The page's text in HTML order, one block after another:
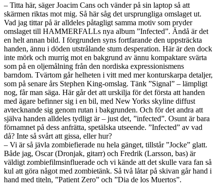
– Titta här, säger Joacim Cans och vänder på sin laptop så att
skärmen riktas mot mig. Så här såg det ursprungliga omslaget ut.
Vad jag tittar på är alldeles påtagligt samma motiv som pryder
omslaget till HAMMERFALLs nya album ”Infected”. Ändå är det
en helt annan bild. I förgrunden syns fortfarande den uppsträckta
handen, ännu i döden utstrålande stum desperation. Här är den dock
inte mörk och murrig mot en bakgrund av ännu kompaktare svärta
som på en oljemålning från den nordiska expressionismens
barndom. Tvärtom går helheten i vitt med mer konturskarpa detaljer,
som på senare års Stephen King-omslag. Tänk ”Signal” – lämpligt
nog, får man säga. Här går det att urskilja för det första att handen
med ägare befinner sig i en bil, med New Yorks skyline diffust
avtecknande sig genom rutan i bakgrunden. Och för det andra att
själva handen alldeles tydligt är – just det, ”infected”. Osunt är bara
förnamnet på dess anfrätta, spetälska utseende. ”Infected” av vad
då? Inte så svårt att gissa, eller hur?
– Vi är så jävla zombiefierade nu hela gänget, tillstår ”Jocke” glatt.
Både jag, Oscar (Dronjak, gitarr) och Fredrik (Larsson, bas) är
väldigt zombiefilmsinfluerade och vi kände att det skulle vara fan så
kul att göra något med zombietänk. Så två låtar på skivan går hand i
hand med titeln, ”Patient Zero” och ”Dia de los Muertos”.